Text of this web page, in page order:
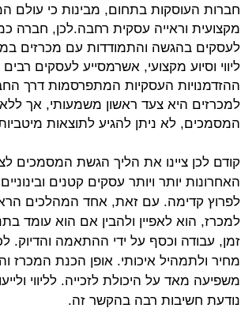
חברות העוסקות בתחום, מבינות כי עולם
מקצועית וראייה עסקית רחבה.לכן, חברה
לעסקים בהגשה והתמודדות עם מכרזים
ליווי וסיוע מקצועי, אשרמסייע לעסקים
ההזדמנויות העסקיות המתפרסמות דרך
למכרזים היא צעד ראשון משמעותי, אך
המסמכים, לא ניתן להגיע לתוצאות
קודם לכן ציינו את הליך הגשת המסמכים
האחרונות יותר ויותר עסקים קטנים
לפרוץ קדימה. עם זאת, אחד המהלכים
למכרז, הוא לאפיין ולהבין אם הוא עומד
זמן, עבודה וכסף על ידי ההתאמה
מחיר ולתמהיל איכותי. אופן הכנת המכרז
משפיעה מאד על היכולת לזכייה. לליווי
נודעת חשיבות רבה בהקשר זה.